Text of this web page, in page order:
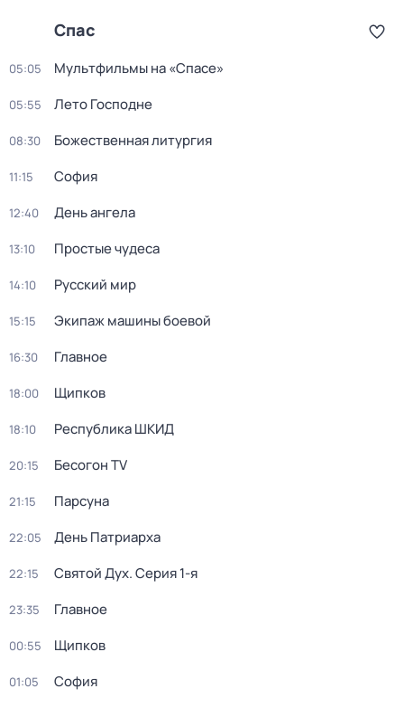
Спас
05:05 Мультфильмы нa «Спаcе»
05:55 Лето Господне
08:30 Божественная литургия
11:15 София
12:40 День ангела
13:10 Простые чудеca
14:10 Русский мир
15:15 Экипаж машины боевой
16:30 Главное
18:00 Щипков
18:10 Республика ШКИД
20:15 Бесогон TV
21:15 Парсуна
22:05 День Патриарха
22:15 Святой Дух. Серия 1-я
23:35 Главное
00:55 Щипков
01:05 София